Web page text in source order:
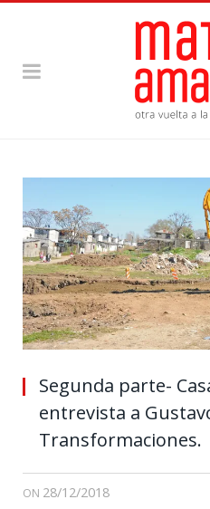
Segunda parte-
entrevista a
Transformaciones.
ON 28/12/2018